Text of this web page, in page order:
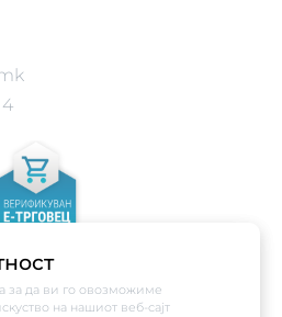
за да ви го овозможиме
на нашиот веб-сајт